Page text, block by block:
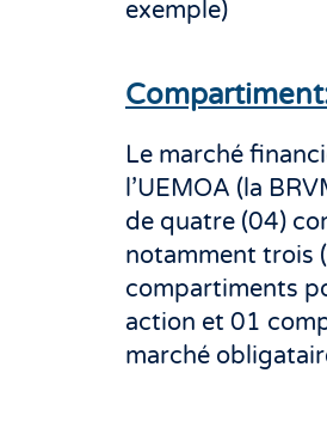
exemple)
Le marché
l’UEMOA (la
de quatre (04)
notamment trois
compartiments
action et 01
marché